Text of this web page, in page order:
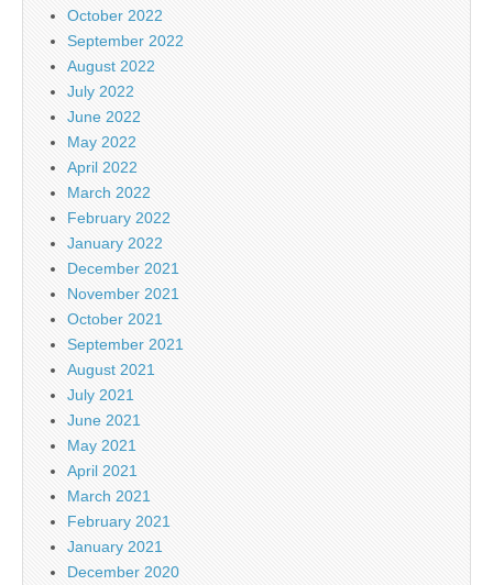
October 2022
September 2022
August 2022
July 2022
June 2022
May 2022
April 2022
March 2022
February 2022
January 2022
December 2021
November 2021
October 2021
September 2021
August 2021
July 2021
June 2021
May 2021
April 2021
March 2021
February 2021
January 2021
December 2020